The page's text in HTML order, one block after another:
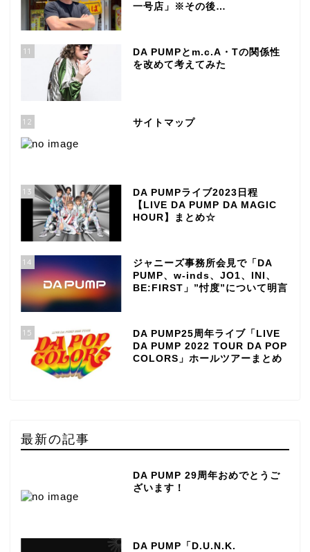
一号店」※その後…
11
DA PUMPとm.c.A・Tの関係性
を改めて考えてみた
12 サイトマップ
13
DA PUMPライブ2023日程
【LIVE DA PUMP DA MAGIC
HOUR】まとめ☆
14
ジャニーズ事務所会見で「DA
PUMP、w-inds、JO1、INI、
BE:FIRST」”忖度”について明言
15
DA PUMP25周年ライブ「LIVE
DA PUMP 2022 TOUR DA POP
COLORS」ホールツアーまとめ
最新の記事
DA PUMP 29周年おめでとうご
ざいます！
DA PUMP「D.U.N.K.